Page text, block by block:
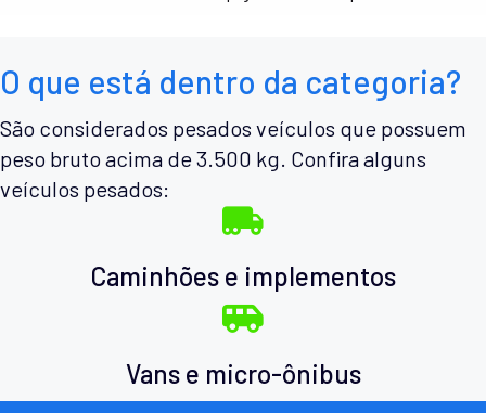
O que está dentro da categoria?
São considerados pesados veículos que possuem
peso bruto acima de 3.500 kg. Confira alguns
veículos pesados:
Caminhões e implementos
Vans e micro-ônibus